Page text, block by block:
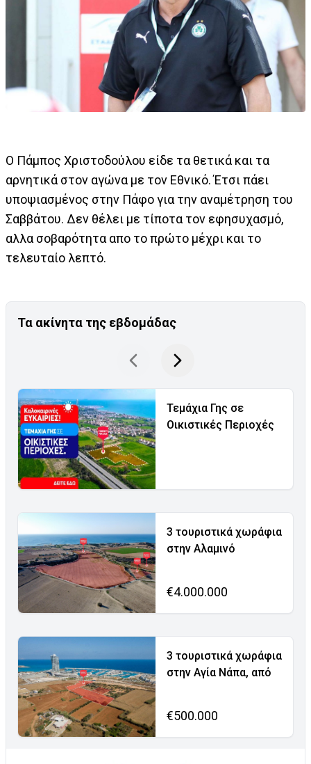
Ο Πάμπος Χριστοδούλου είδε τα θετικά και τα
αρνητικά στον αγώνα με τον Εθνικό. Έτσι πάει
υποψιασμένος στην Πάφο για την αναμέτρηση του
Σαββάτου. Δεν θέλει με τίποτα τον εφησυχασμό,
αλλα σοβαρότητα απο το πρώτο μέχρι και το
τελευταίο λεπτό.
Τα ακίνητα της εβδομάδας
Τεμάχια Γης σε
Οικιστικές Περιοχές
3 τουριστικά χωράφια
στην Αλαμινό
€4.000.000
3 τουριστικά χωράφια
στην Αγία Νάπα, από
€500.000